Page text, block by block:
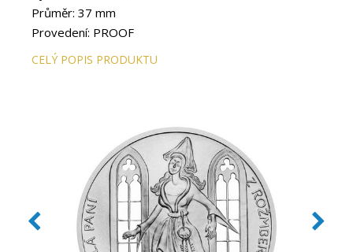
Průměr: 37 mm
Provedení: PROOF
CELÝ POPIS PRODUKTU